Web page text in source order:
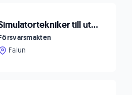
Simulatortekniker till utbildningsstödavdelningen
Falun